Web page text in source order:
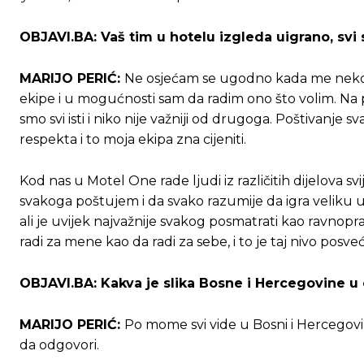
OBJAVI.BA: Vaš tim u hotelu izgleda uigrano,
MARIJO PERIĆ: Ne osjećam se ugodno kada me
ekipe i u mogućnosti sam da radim ono što volim.
smo svi isti i niko nije važniji od drugoga. Poštivanje
respekta i to moja ekipa zna cijeniti.
Kod nas u Motel One rade ljudi iz različitih dijelova
svakoga poštujem i da svako razumije da igra
ali je uvijek najvažnije svakog posmatrati kao
radi za mene kao da radi za sebe, i to je taj nivo
OBJAVI.BA: Kakva je slika Bosne i Hercegovine
MARIJO PERIĆ: Po mome svi vide u Bosni i
da odgovori.